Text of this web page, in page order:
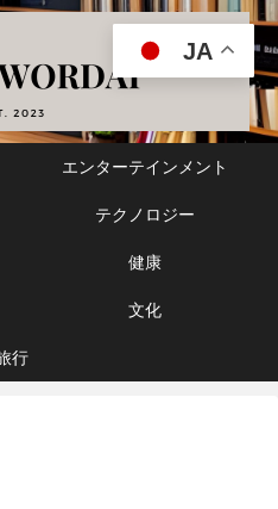
エンターテインメント
テクノロジー
健康
文化
行
JA